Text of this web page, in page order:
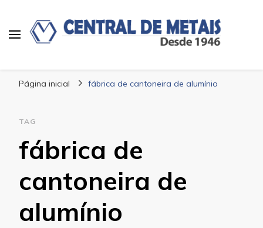
Página inicial fábrica de cantoneira de alumínio
TAG
fábrica de
cantoneira de
alumínio